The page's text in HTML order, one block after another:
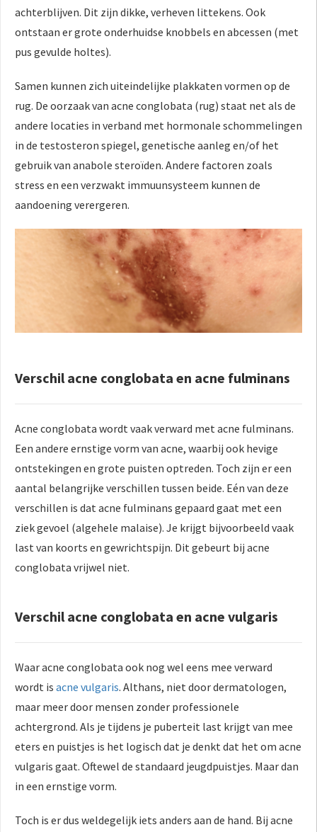
achterblijven. Dit zijn dikke, verheven littekens. Ook
ontstaan er grote onderhuidse knobbels en abcessen (met
pus gevulde holtes).
Samen kunnen zich uiteindelijke plakkaten vormen op de
rug. De oorzaak van acne conglobata (rug) staat net als de
andere locaties in verband met hormonale schommelingen
in de testosteron spiegel, genetische aanleg en/of het
gebruik van anabole steroïden. Andere factoren zoals
stress en een verzwakt immuunsysteem kunnen de
aandoening verergeren.
Verschil acne conglobata en acne fulminans
Acne conglobata wordt vaak verward met acne fulminans.
Een andere ernstige vorm van acne, waarbij ook hevige
ontstekingen en grote puisten optreden. Toch zijn er een
aantal belangrijke verschillen tussen beide. Eén van deze
verschillen is dat acne fulminans gepaard gaat met een
ziek gevoel (algehele malaise). Je krijgt bijvoorbeeld vaak
last van koorts en gewrichtspijn. Dit gebeurt bij acne
conglobata vrijwel niet.
Verschil acne conglobata en acne vulgaris
Waar acne conglobata ook nog wel eens mee verward
wordt is acne vulgaris. Althans, niet door dermatologen,
maar meer door mensen zonder professionele
achtergrond. Als je tijdens je puberteit last krijgt van mee
eters en puistjes is het logisch dat je denkt dat het om acne
vulgaris gaat. Oftewel de standaard jeugdpuistjes. Maar dan
in een ernstige vorm.
Toch is er dus weldegelijk iets anders aan de hand. Bij acne